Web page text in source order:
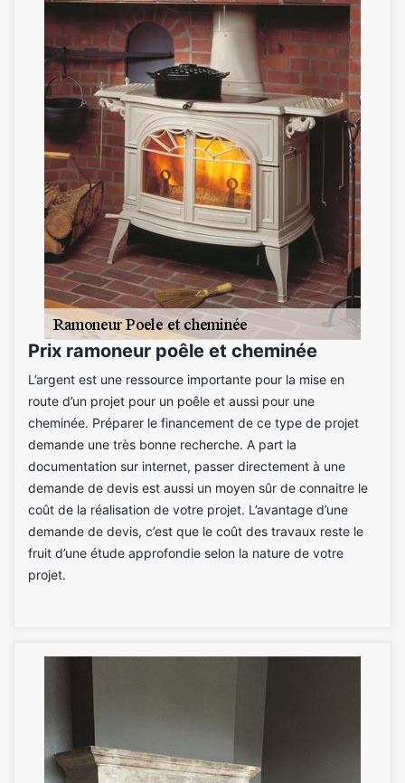
Prix ramoneur poêle et cheminée
L’argent est une ressource importante pour la mise en
route d’un projet pour un poêle et aussi pour une
cheminée. Préparer le financement de ce type de projet
demande une très bonne recherche. A part la
documentation sur internet, passer directement à une
demande de devis est aussi un moyen sûr de connaitre le
coût de la réalisation de votre projet. L’avantage d’une
demande de devis, c’est que le coût des travaux reste le
fruit d’une étude approfondie selon la nature de votre
projet.